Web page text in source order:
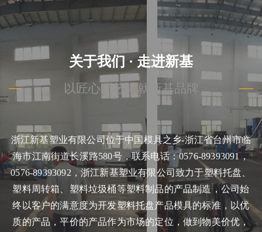
关于我们 · 走进新基
以匠心匠艺铸就新基品牌
浙江新基塑业有限公司位于中国模具之乡-浙江省台州市临
海市江南街道长溪路580号，联系电话：0576-89393091，
0576-89393092，浙江新基塑业有限公司致力于塑料托盘、
塑料周转箱、塑料垃圾桶等塑料制品的产品制造，公司始
终以客户的满意度为开发塑料托盘产品模具的标准，以优
质的产品，平价的产品作为市场的定位，做到物美价优，